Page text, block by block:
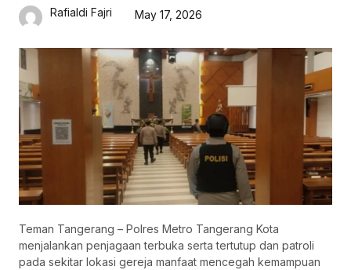
Rafialdi Fajri May 17, 2026
Teman Tangerang – Polres Metro Tangerang Kota
menjalankan penjagaan terbuka serta tertutup dan patroli
pada sekitar lokasi gereja manfaat mencegah kemampuan